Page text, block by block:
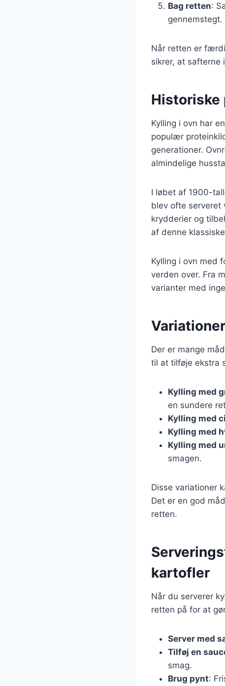
Bag retten:
gennemstegt.
Når retten er
sikrer, at safterne
Historiske
Kylling i ovn har
populær
generationer.
almindelige
I løbet af 1900-
blev ofte serveret
krydderier og
af denne
Kylling i ovn med
verden over. Fra
varianter med
Der er mange
til at tilføje ekstra
Kylling med
en sundere
Kylling med
Kylling med
Kylling med
smagen.
Disse variationer
Det er en god
retten.
kartofler
Når du serverer
retten på for at
Server med
Tilføj en
smag.
Brug pynt: